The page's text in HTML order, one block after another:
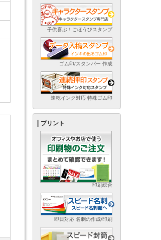
子供喜ぶ！ごほうびスタンプ
ゴム印/スタンパー 作成
速乾インク対応 特殊ゴム印
プリント
印刷総合
即日対応 名刺の作成/印刷